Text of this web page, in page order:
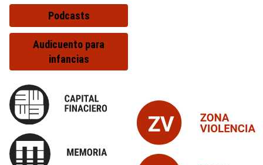
Podcasts
Audicuento para
infancias